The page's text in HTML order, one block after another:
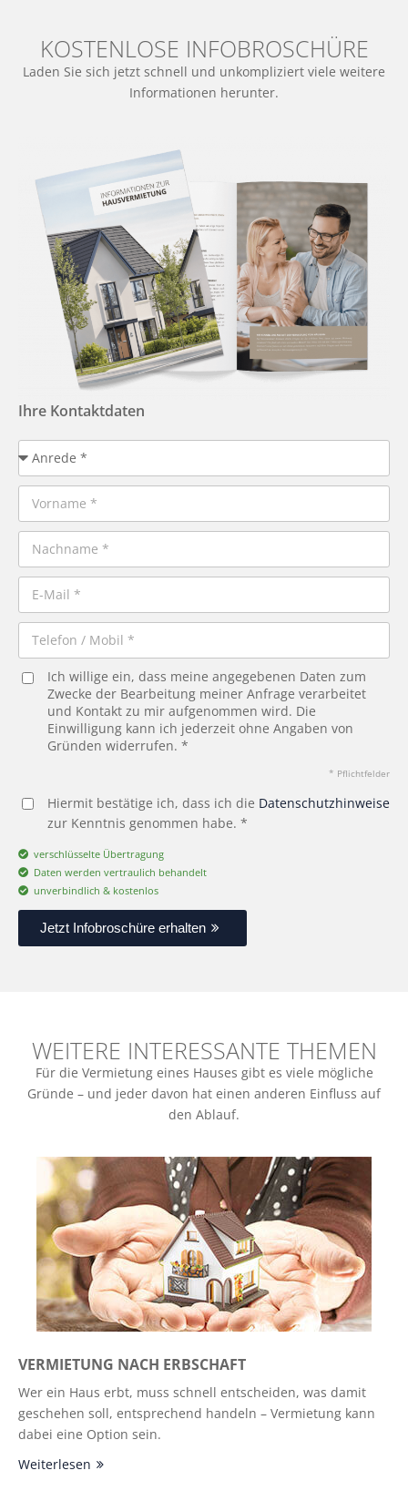
KOSTENLOSE INFOBROSCHÜRE
Laden Sie sich jetzt schnell und unkompliziert viele weitere
Informationen herunter.
Ihre Kontaktdaten
Ich willige ein, dass meine angegebenen Daten zum
Zwecke der Bearbeitung meiner Anfrage verarbeitet
und Kontakt zu mir aufgenommen wird. Die
Einwilligung kann ich jederzeit ohne Angaben von
Gründen widerrufen. *
* Pflichtfelder
Hiermit bestätige ich, dass ich die Datenschutzhinweise
zur Kenntnis genommen habe. *
verschlüsselte Übertragung
Daten werden vertraulich behandelt
unverbindlich & kostenlos
Jetzt Infobroschüre erhalten
WEITERE INTERESSANTE THEMEN
Für die Vermietung eines Hauses gibt es viele mögliche
Gründe – und jeder davon hat einen anderen Einfluss auf
den Ablauf.
VERMIETUNG NACH ERBSCHAFT
Wer ein Haus erbt, muss schnell entscheiden, was damit
geschehen soll, entsprechend handeln – Vermietung kann
dabei eine Option sein.
Weiterlesen